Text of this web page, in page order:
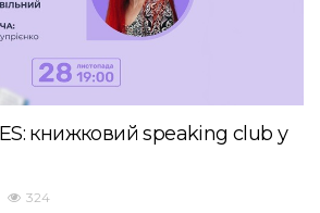
книжковий speaking club у
324